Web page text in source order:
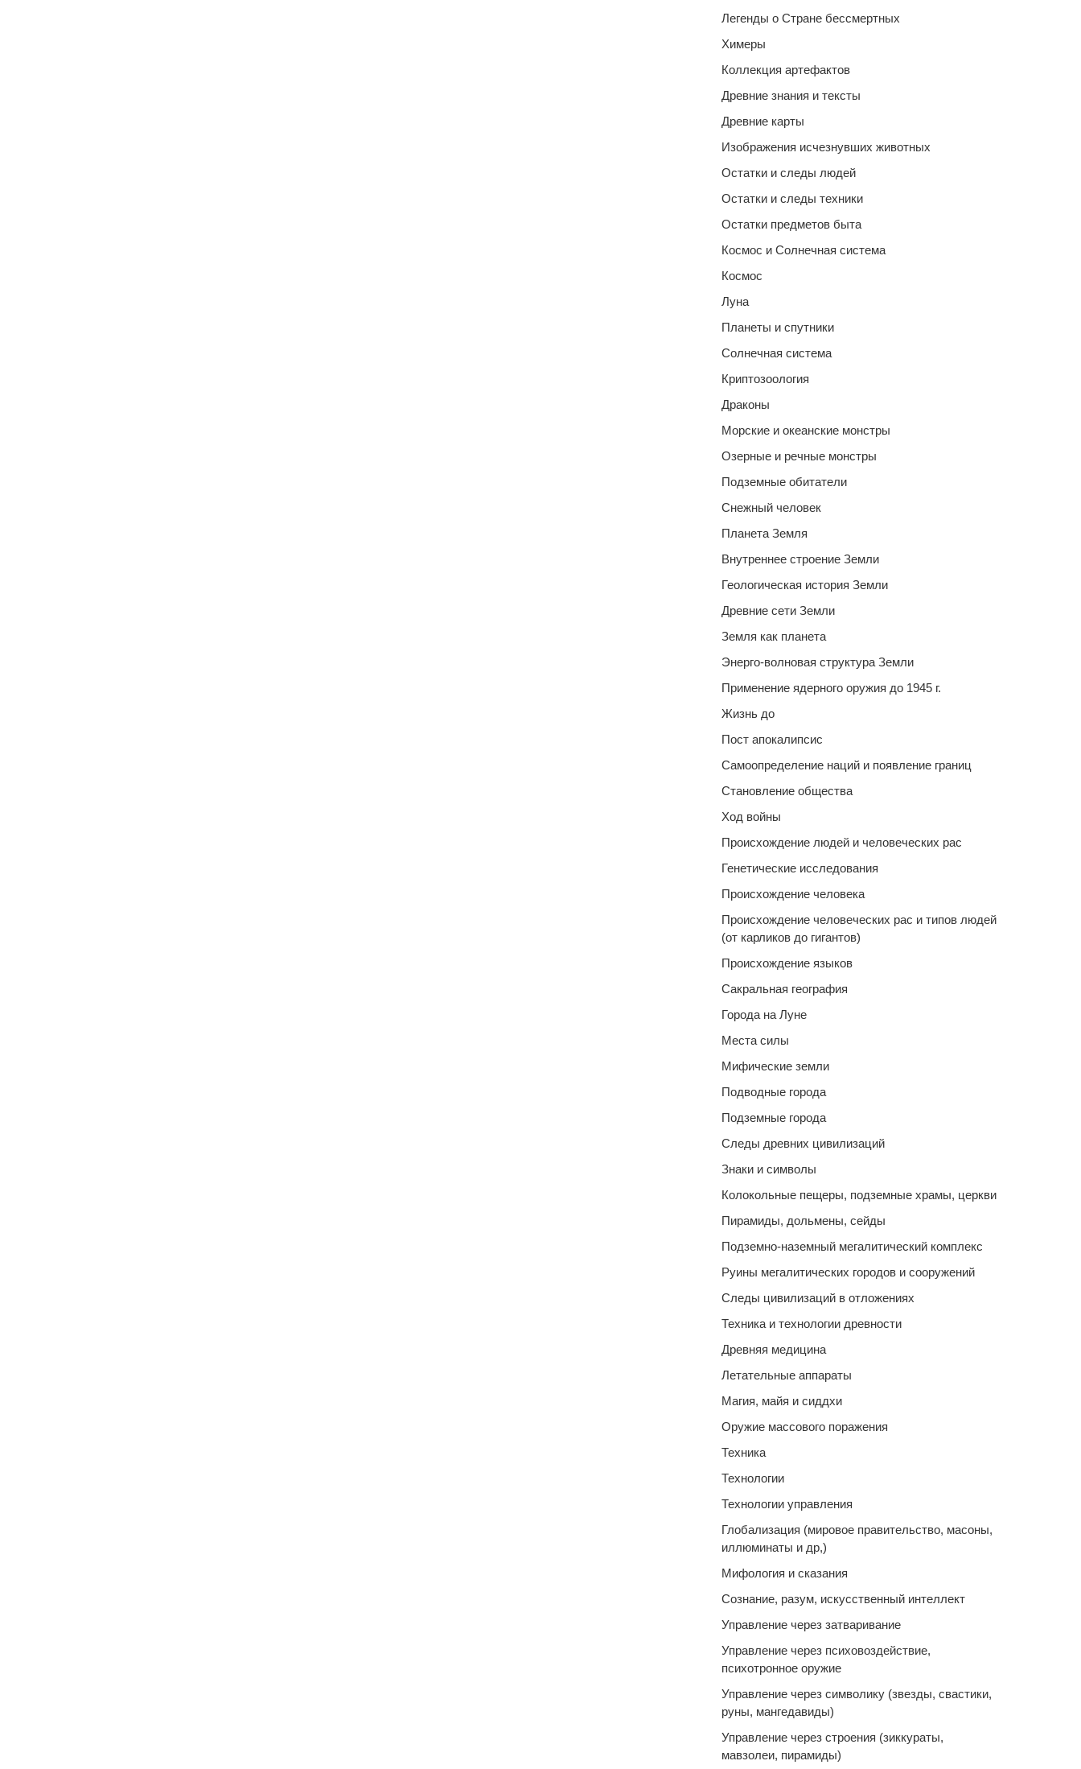
Легенды о Стране бессмертных
Химеры
Коллекция артефактов
Древние знания и тексты
Древние карты
Изображения исчезнувших животных
Остатки и следы людей
Остатки и следы техники
Остатки предметов быта
Космос и Солнечная система
Космос
Луна
Планеты и спутники
Солнечная система
Криптозоология
Драконы
Морские и океанские монстры
Озерные и речные монстры
Подземные обитатели
Снежный человек
Планета Земля
Внутреннее строение Земли
Геологическая история Земли
Древние сети Земли
Земля как планета
Энерго-волновая структура Земли
Применение ядерного оружия до 1945 г.
Жизнь до
Пост апокалипсис
Самоопределение наций и появление границ
Становление общества
Ход войны
Происхождение людей и человеческих рас
Генетические исследования
Происхождение человека
Происхождение человеческих рас и типов людей
(от карликов до гигантов)
Происхождение языков
Сакральная география
Города на Луне
Места силы
Мифические земли
Подводные города
Подземные города
Следы древних цивилизаций
Знаки и символы
Колокольные пещеры, подземные храмы, церкви
Пирамиды, дольмены, сейды
Подземно-наземный мегалитический комплекс
Руины мегалитических городов и сооружений
Следы цивилизаций в отложениях
Техника и технологии древности
Древняя медицина
Летательные аппараты
Магия, майя и сиддхи
Оружие массового поражения
Техника
Технологии
Технологии управления
Глобализация (мировое правительство, масоны,
иллюминаты и др,)
Мифология и сказания
Сознание, разум, искусственный интеллект
Управление через затваривание
Управление через психовоздействие,
психотронное оружие
Управление через символику (звезды, свастики,
руны, мангедавиды)
Управление через строения (зиккураты,
мавзолеи, пирамиды)